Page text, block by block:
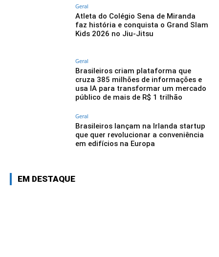
Geral
Atleta do Colégio Sena de Miranda
faz história e conquista o Grand Slam
Kids 2026 no Jiu-Jitsu
Geral
Brasileiros criam plataforma que
cruza 385 milhões de informações e
usa IA para transformar um mercado
público de mais de R$ 1 trilhão
Geral
Brasileiros lançam na Irlanda startup
que quer revolucionar a conveniência
em edifícios na Europa
EM DESTAQUE